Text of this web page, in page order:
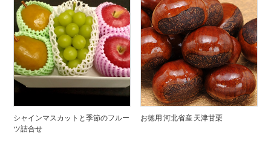
シャインマスカットと季節のフルー
ツ詰合せ
お徳用 河北省産 天津甘栗